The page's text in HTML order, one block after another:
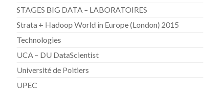
STAGES BIG DATA – LABORATOIRES
Strata + Hadoop World in Europe (London) 2015
Technologies
UCA – DU DataScientist
Université de Poitiers
UPEC